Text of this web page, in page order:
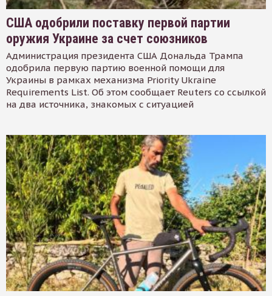
США одобрили поставку первой партии
оружия Украине за счет союзников
Администрация президента США Дональда Трампа
одобрила первую партию военной помощи для
Украины в рамках механизма Priority Ukraine
Requirements List. Об этом сообщает Reuters со ссылкой
на два источника, знакомых с ситуацией